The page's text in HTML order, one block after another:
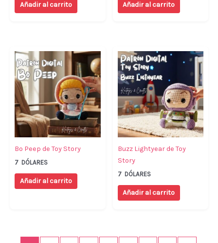
Añadir al carrito Añadir al carrito
Bo Peep de Toy Story
7 DÓLARES
Añadir al carrito
Buzz Lightyear de Toy
Story
7 DÓLARES
Añadir al carrito